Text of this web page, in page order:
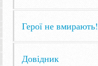
Герої не вмирають!
Довідник